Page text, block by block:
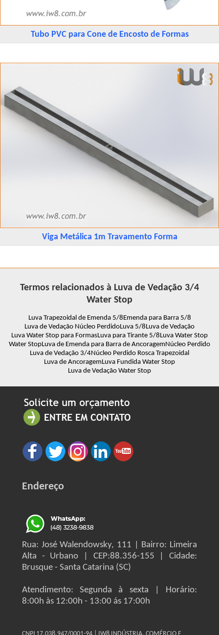
Tubo PVC para Cone de Encosto de Formas
Viga Metálica 1m Travamento Forma
Termos relacionados à Luva de Vedação 3/4
Water Stop
Luva Trapezoidal de Emenda 5/8Emenda para Barra 5/8
Luva de Vedação Núcleo PerdidoLuva 5/8Luva de Vedação
Luva Water Stop para FormasLuva para Tirante 5/8Luva Water Stop
Water StopLuva de Emenda para Barra de AncoragemNúcleo Perdido
Luva de Vedação 3/4Núcleo Perdido Rosca Trapezoidal
Luva de AncoragemLuva Fundida Water Stop
Luva de Vedação Water Stop
Endereço
Rua: José Walendowsky, 111 | Bairro: Limeira
Alta - Urbano | CEP:88.356-155 | Cidade:
Brusque - Santa Catarina (SC)
Atendimento: Segunda à sexta | Horário:
8:00h às 12:00h - 13:00 ás 17:00h